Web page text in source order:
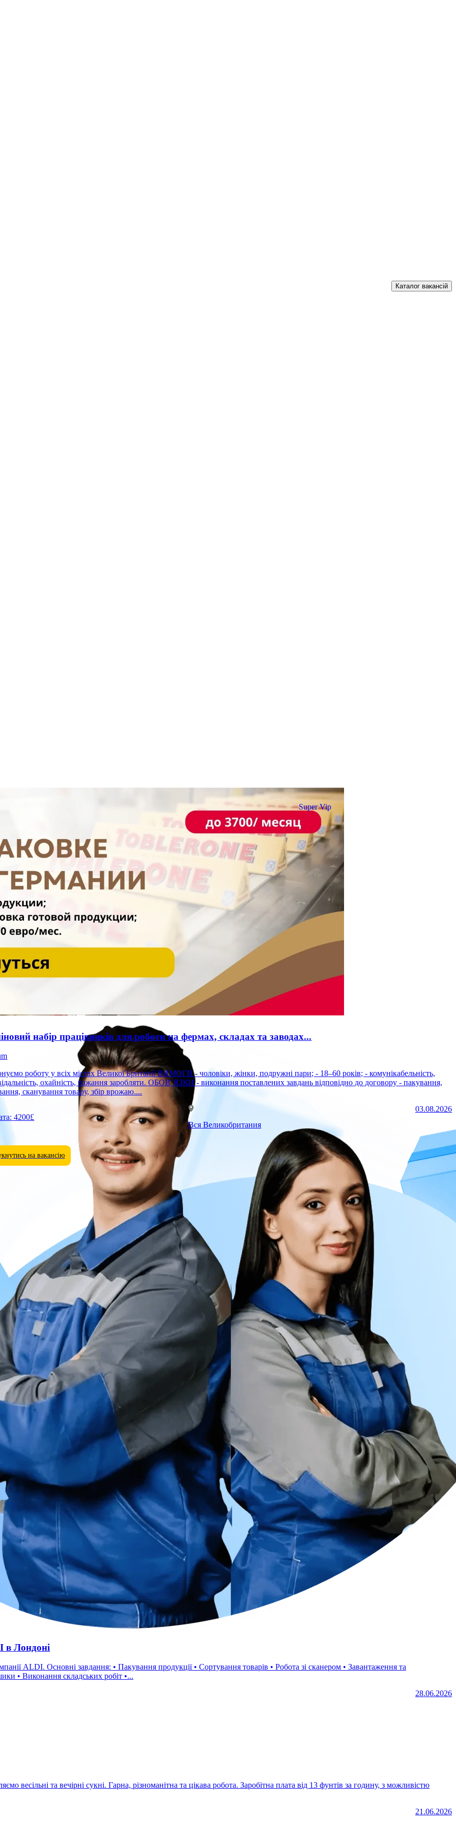
Каталог вакансій
Super Vip
набір працівників для роботи на фермах, складах та заводах...
у всіх містах Великої Британії ВИМОГИ - чоловіки, жінки, подружні пари; - 18–60 років; - комунікабельність,
охайність, бажання заробляти. ОБОВ’ЯЗКИ - виконання поставлених завдань відповідно до договору - пакування,
сканування товару, збір врожаю....
4200£
Вся Великобритания
03.08.2026
на вакансію
в Лондоні
сканером • Завантаження та
в кошики • Виконання складських робіт •...
28.06.2026
та вечірні сукні. Гарна, різноманітна та цікава робота. Заробітна плата від 13 фунтів за годину, з можливістю
21.06.2026